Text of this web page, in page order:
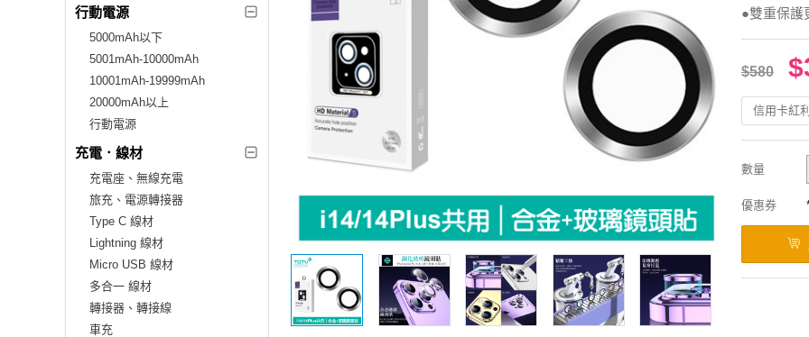
行動電源
5000mAh以下
5001mAh-10000mAh
10001mAh-19999mAh
20000mAh以上
行動電源
充電．線材
充電座、無線充電
旅充、電源轉接器
Type C 線材
Lightning 線材
Micro USB 線材
多合一 線材
轉接器、轉接線
車充
●雙重保護
$580
信用卡紅
數量
優惠券